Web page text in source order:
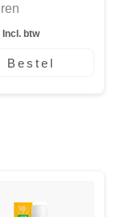
Incl. btw
Bestel